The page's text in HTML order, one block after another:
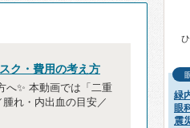
ク・費用の考え方
へ✨ 本動画では「二重
れ・内出血の目安／
緑
眼
震